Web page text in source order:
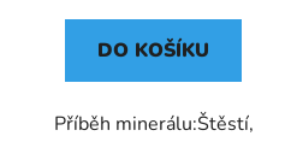
DO KOŠÍKU
Příběh minerálu:Štěstí,